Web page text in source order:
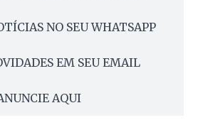
NO SEU WHATSAPP
EM SEU EMAIL
AQUI